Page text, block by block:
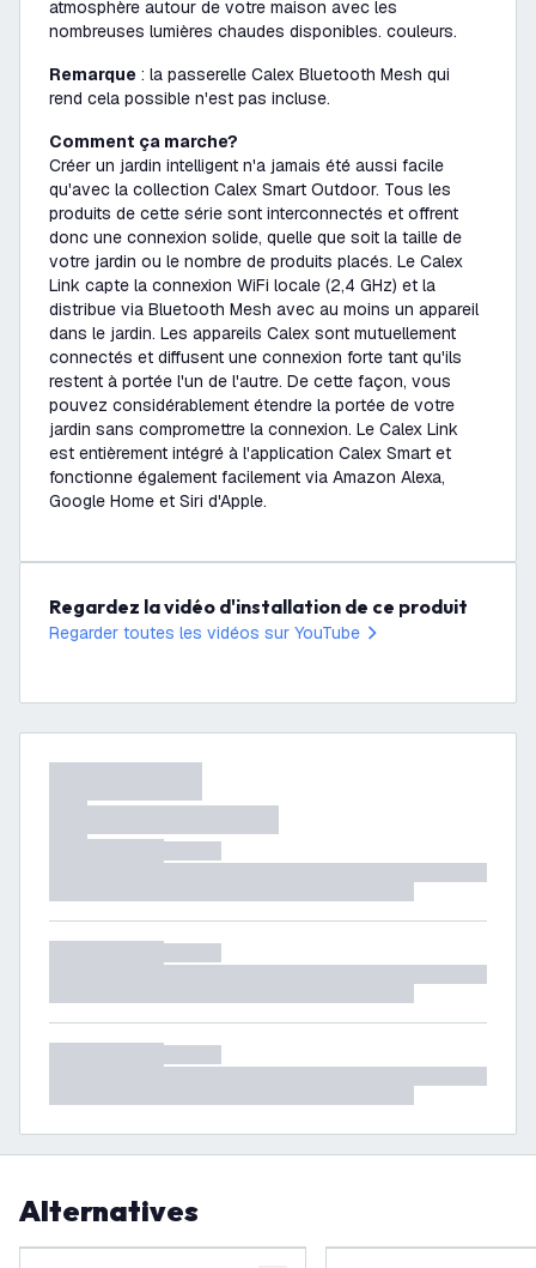
atmosphère autour de votre maison avec les
nombreuses lumières chaudes disponibles. couleurs.
Remarque : la passerelle Calex Bluetooth Mesh qui
rend cela possible n'est pas incluse.
Comment ça marche?
Créer un jardin intelligent n'a jamais été aussi facile
qu'avec la collection Calex Smart Outdoor. Tous les
produits de cette série sont interconnectés et offrent
donc une connexion solide, quelle que soit la taille de
votre jardin ou le nombre de produits placés. Le Calex
Link capte la connexion WiFi locale (2,4 GHz) et la
distribue via Bluetooth Mesh avec au moins un appareil
dans le jardin. Les appareils Calex sont mutuellement
connectés et diffusent une connexion forte tant qu'ils
restent à portée l'un de l'autre. De cette façon, vous
pouvez considérablement étendre la portée de votre
jardin sans compromettre la connexion. Le Calex Link
est entièrement intégré à l'application Calex Smart et
fonctionne également facilement via Amazon Alexa,
Google Home et Siri d'Apple.
Regardez la vidéo d'installation de ce produit
Regarder toutes les vidéos sur YouTube
Alternatives